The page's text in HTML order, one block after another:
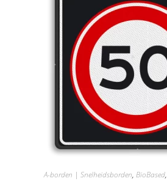
A-borden | Snelheidsborden, BioBased,